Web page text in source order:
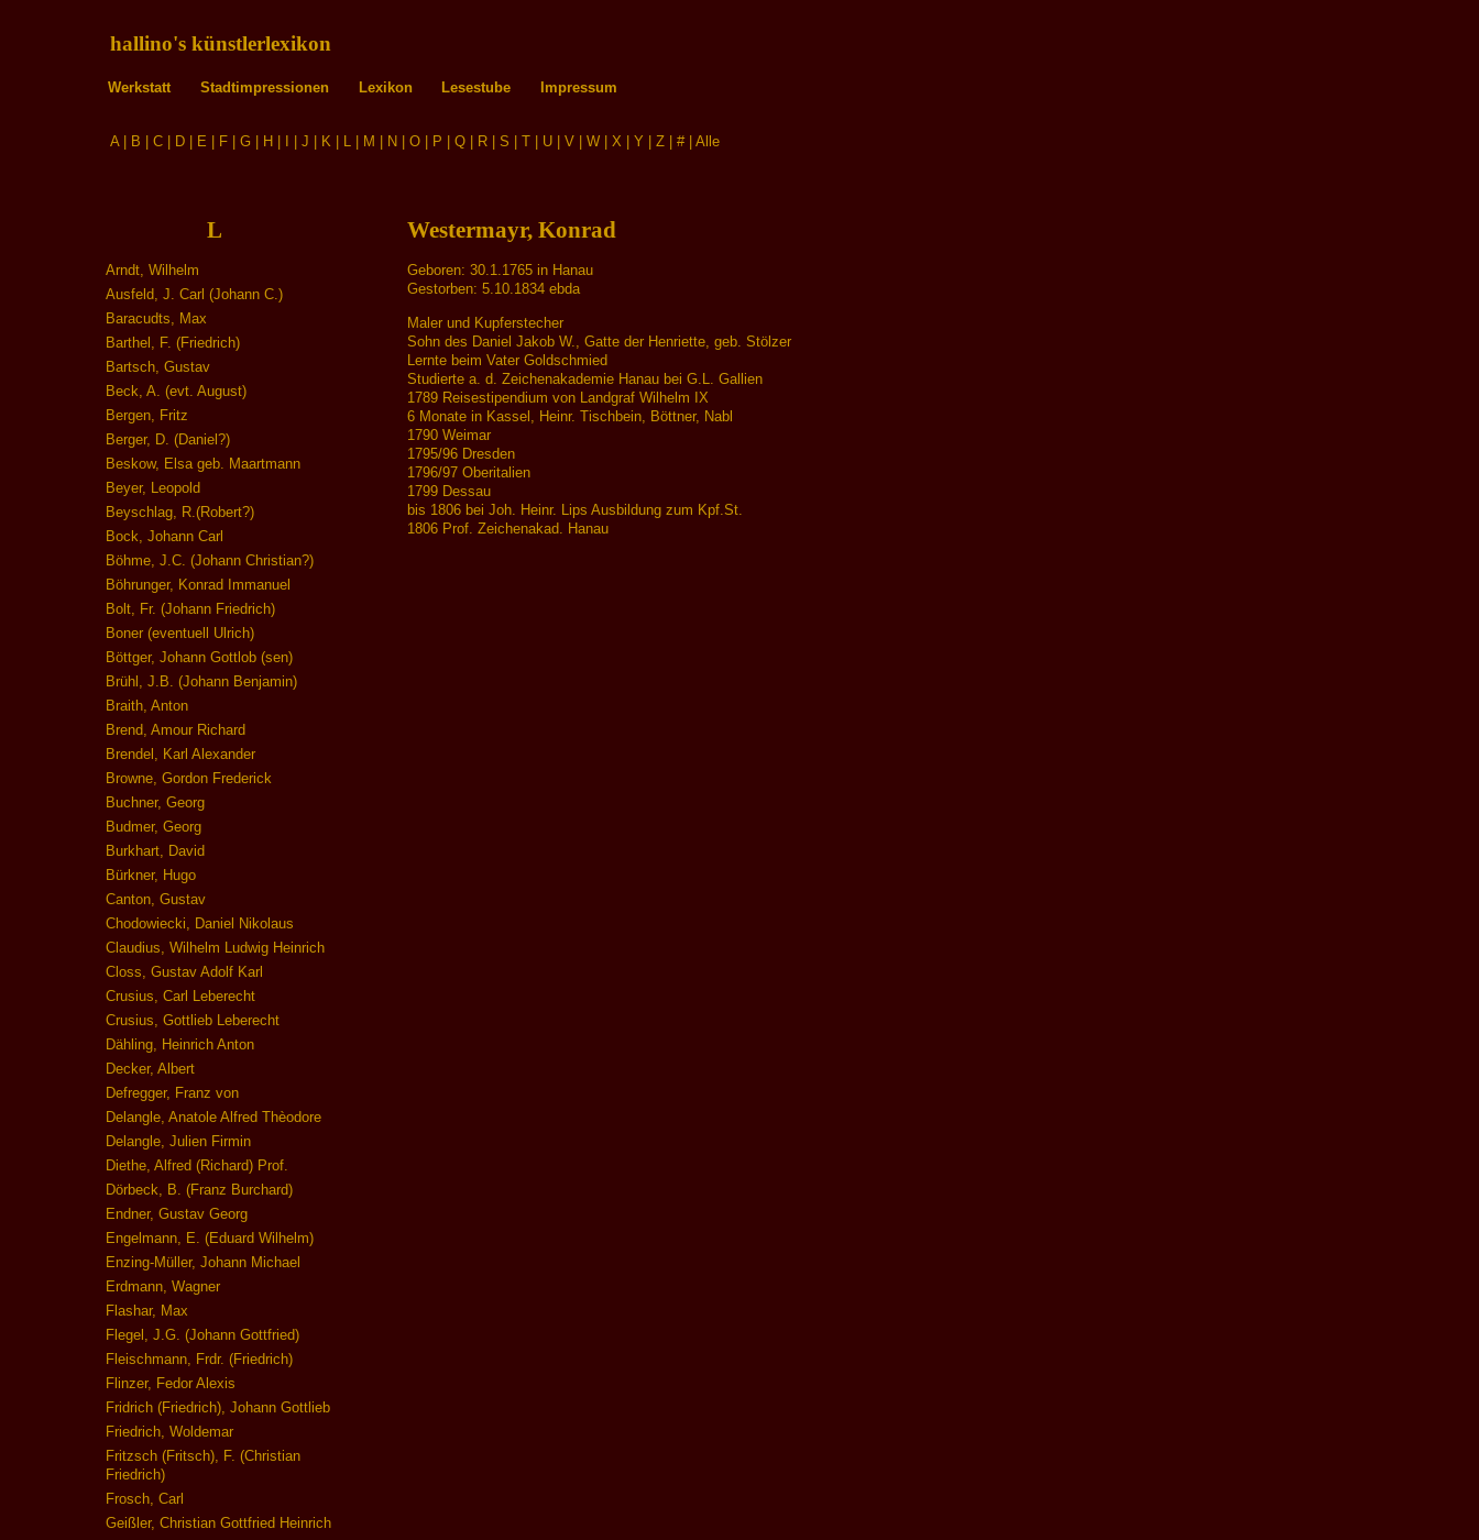
hallino's künstlerlexikon
Werkstatt Stadtimpressionen Lexikon Lesestube Impressum
A| B C D E F G H J K L M N O P Q R S T U V W X Y Z #| Alle
L
Arndt, Wilhelm
Ausfeld, J. Carl (Johann C.)
Baracudts, Max
Barthel, F. (Friedrich)
Bartsch, Gustav
Beck, A. (evt. August)
Bergen, Fritz
Berger, D. (Daniel?)
Beskow, Elsa geb. Maartmann
Beyer, Leopold
Beyschlag, R.(Robert?)
Bock, Johann Carl
Böhme, J.C. (Johann Christian?)
Böhrunger, Konrad Immanuel
Bolt, Fr. (Johann Friedrich)
Boner (eventuell Ulrich)
Böttger, Johann Gottlob (sen)
Brühl, J.B. (Johann Benjamin)
Braith, Anton
Brend, Amour Richard
Brendel, Karl Alexander
Browne, Gordon Frederick
Buchner, Georg
Budmer, Georg
Burkhart, David
Bürkner, Hugo
Canton, Gustav
Chodowiecki, Daniel Nikolaus
Claudius, Wilhelm Ludwig Heinrich
Closs, Gustav Adolf Karl
Crusius, Carl Leberecht
Crusius, Gottlieb Leberecht
Dähling, Heinrich Anton
Decker, Albert
Defregger, Franz von
Delangle, Anatole Alfred Thèodore
Delangle, Julien Firmin
Diethe, Alfred (Richard) Prof.
Dörbeck, B. (Franz Burchard)
Endner, Gustav Georg
Engelmann, E. (Eduard Wilhelm)
Enzing-Müller, Johann Michael
Erdmann, Wagner
Flashar, Max
Flegel, J.G. (Johann Gottfried)
Fleischmann, Frdr. (Friedrich)
Flinzer, Fedor Alexis
Fridrich (Friedrich), Johann Gottlieb
Friedrich, Woldemar
Fritzsch (Fritsch), F. (Christian
Friedrich)
Frosch, Carl
Geißler, Christian Gottfried Heinrich
Westermayr, Konrad
Geboren: 30.1.1765 in Hanau
Gestorben: 5.10.1834 ebda
Maler und Kupferstecher
Sohn des Daniel Jakob W., Gatte der Henriette, geb. Stölzer
Lernte beim Vater Goldschmied
Studierte a. d. Zeichenakademie Hanau bei G.L. Gallien
1789 Reisestipendium von Landgraf Wilhelm IX
6 Monate in Kassel, Heinr. Tischbein, Böttner, Nabl
1790 Weimar
1795/96 Dresden
1796/97 Oberitalien
1799 Dessau
bis 1806 bei Joh. Heinr. Lips Ausbildung zum Kpf.St.
1806 Prof. Zeichenakad. Hanau